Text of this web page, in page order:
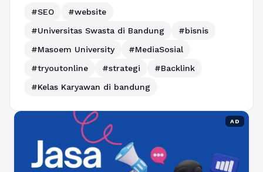
#SEO
#website
#Universitas Swasta di Bandung
#bisnis
#Masoem University
#MediaSosial
#tryoutonline
#strategi
#Backlink
#Kelas Karyawan di bandung
AD